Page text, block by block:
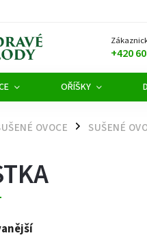
+420
OŘÍŠKY
OVOCE / SUŠENÉ